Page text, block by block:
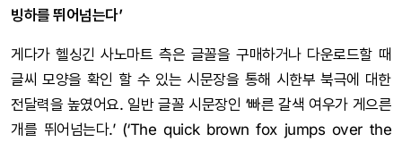
빙하를 뛰어넘는다’
게다가 헬싱긴 사노마트 측은 글꼴을 구매하거나 다운로드할 때
글씨 모양을 확인 할 수 있는 시문장을 통해 시한부 북극에 대한
전달력을 높였어요. 일반 글꼴 시문장인 ‘빠른 갈색 여우가 게으른
개를 뛰어넘는다.’ (‘The quick brown fox jumps over the